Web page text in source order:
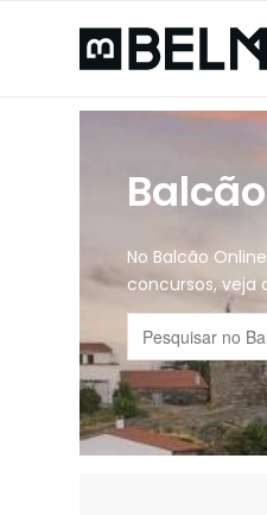
No Balcão
concursos, veja